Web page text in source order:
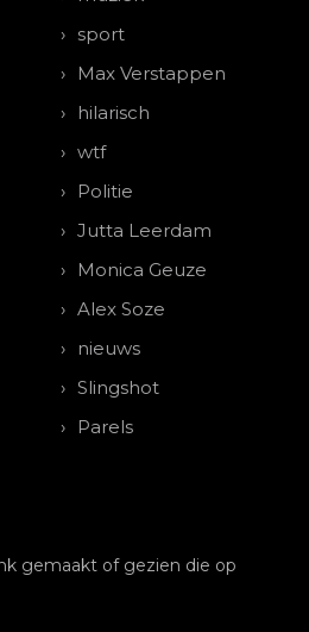
sport
Max Verstappen
hilarisch
wtf
Politie
Jutta Leerdam
Monica Geuze
Alex Soze
nieuws
Slingshot
Parels
gemaakt of gezien die op